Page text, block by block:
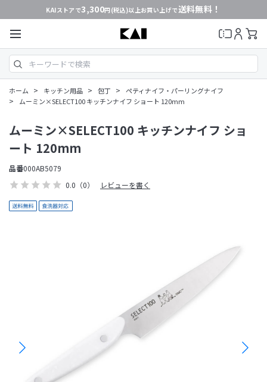
KAIストアで3,300円(税込)以上お買い上げで送料無料！
ホーム > キッチン用品 > 包丁 > ペティナイフ・パーリングナイフ
> ムーミン×SELECT100 キッチンナイフ ショート 120mm
0.0 （0） レビューを書く
ムーミン×SELECT100 キッチンナイフ ショ
ート 120mm
品番000AB5079